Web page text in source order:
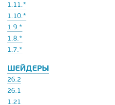
1.11.*
1.10.*
1.9.*
1.8.*
1.7.*
ШЕЙДЕРЫ
26.2
26.1
1.21